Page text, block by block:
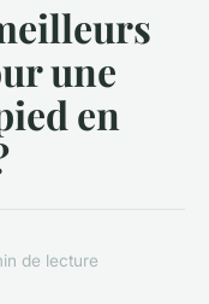
une
en
de lecture